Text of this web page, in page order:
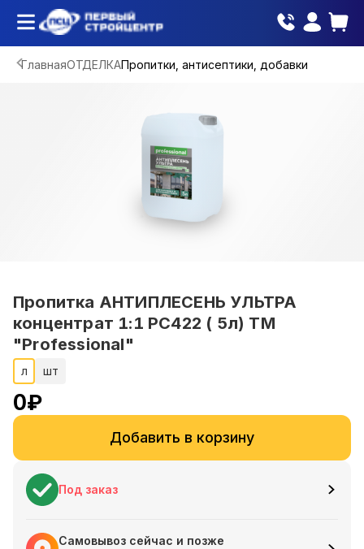
ГлавнаяОТДЕЛКАПропитки, антисептики, добавки
Пропитка АНТИПЛЕСЕНЬ УЛЬТРА
концентрат 1:1 PC422 ( 5л) ТМ
"Professional"
л шт
0₽
Добавить в корзину
Под заказ
Самовывоз сейчас и позже